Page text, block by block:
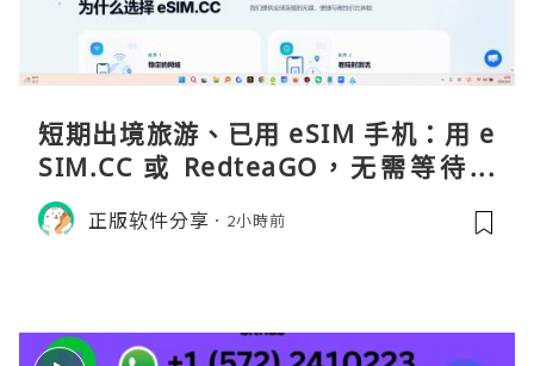
短期出境旅游、已用 eSIM 手机：用 e
SIM.CC 或 RedteaGO，无需等待收
货。需要“当地号码 + 通话短信”（如
打车、外卖、客户联络）：优先 Redt
正版软件分享 2小時前